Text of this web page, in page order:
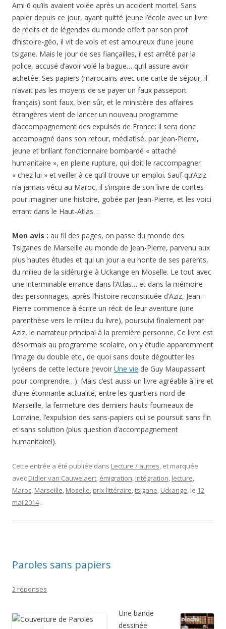
Ami 6 qu’ils avaient volée après un accident mortel. Sans
papier depuis ce jour, ayant quitté jeune l’école avec un livre
de récits et de légendes du monde offert par son prof
d’histoire-géo, il vit de vols et est amoureux d’une jeune
tsigane. Mais le jour de ses fiançailles, il est arrêté par la
police, accusé d’avoir volé la bague… qu’il assure avoir
achetée. Ses papiers (marocains avec une carte de séjour, il
n’avait pas les moyens de se payer un faux passeport
français) sont faux, bien sûr, et le ministère des affaires
étrangères vient de lancer un nouveau programme
d’accompagnement des expulsés de France: il sera donc
accompagné dans son retour, médiatisé, par Jean-Pierre,
jeune et brillant fonctionnaire bombardé « attaché
humanitaire », en pleine rupture, qui doit le raccompagner
« chez lui » et veiller à ce qu’il trouve un emploi. Sauf qu’Aziz
n’a jamais vécu au Maroc, il s’inspire de son livre de contes
pour imaginer une histoire, gobée par Jean-Pierre, et les voici
errant dans le Haut-Atlas…
Mon avis : au fil des pages, on passe du monde des
Tsiganes de Marseille au monde de Jean-Pierre, parvenu aux
plus hautes études et qui un jour a eu honte de ses parents,
du milieu de la sidérurgie à Uckange en Moselle. Le tout avec
une interminable errance dans l’Atlas… et dans la mémoire
des personnages, après l’histoire reconstituée d’Aziz, Jean-
Pierre commence à écrire un récit de leur aventure (une
parenthèse vers le milieu du livre), poursuivi finalement par
Aziz, le narrateur principal à la première personne. Ce livre est
désormais au programme scolaire, on y étudie apparemment
l’image du double etc., de quoi sans doute dégoutter les
lycéens de cette lecture (revoir Une vie de Guy Maupassant
pour comprendre…). Mais c’est aussi un livre agréable à lire et
d’une étonnante actualité, entre les quartiers nord de
Marseille, la fermeture des derniers hauts fourneaux de
Lorraine, l’expulsion des sans-papiers qui se poursuit sans fin
et sans solution (plus question d’accompagnement
humanitaire!).
Cette entrée a été publiée dans Lecture / autres, et marquée
avec Didier van Cauwelaert, émigration, intégration, lecture,
Maroc, Marseille, Moselle, prix littéraire,tsigane, Uckange, le 12
mai 2014 .
Paroles sans papiers
2 réponses
Une bande
dessinée